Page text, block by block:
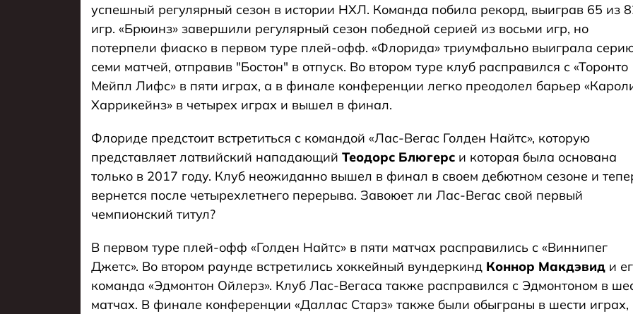
успешный регулярный сезон в истории НХЛ. Команда побила рекорд, выиграв 65 из
игр. «Брюинз» завершили регулярный сезон победной серией из восьми игр, но
потерпели фиаско в первом туре плей-офф. «Флорида» триумфально выиграла
семи матчей, отправив "Бостон" в отпуск. Во втором туре клуб расправился с «Торонто
Мейпл Лифс» в пяти играх, а в финале конференции легко преодолел барьер
Харрикейнз» в четырех играх и вышел в финал.
Флориде предстоит встретиться с командой «Лас-Вегас Голден Найтс», которую
представляет латвийский нападающий Теодорс Блюгерс и которая была основана
только в 2017 году. Клуб неожиданно вышел в финал в своем дебютном сезоне и
вернется после четырехлетнего перерыва. Завоюет ли Лас-Вегас свой первый
чемпионский титул?
В первом туре плей-офф «Голден Найтс» в пяти матчах расправились с «Виннипег
Джетс». Во втором раунде встретились хоккейный вундеркинд Коннор Макдэвид и
команда «Эдмонтон Ойлерз». Клуб Лас-Вегаса также расправился с Эдмонтоном в
матчах. В финале конференции «Даллас Старз» также были обыграны в шести играх,